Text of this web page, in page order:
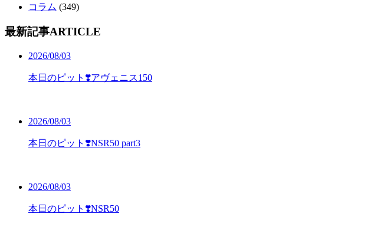
コラム (349)
最新記事ARTICLE
2026/08/03
本日のピット❣️アヴェニス150
2026/08/03
本日のピット❣️NSR50 part3
2026/08/03
本日のピット❣️NSR50